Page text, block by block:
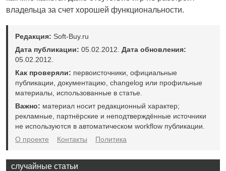
владельца за счет хорошей функциональности.
Редакция: Soft-Buy.ru
Дата публикации: 05.02.2012. Дата обновления:
05.02.2012.
Как проверяли: первоисточники, официальные
публикации, документацию, changelog или профильные
материалы, использованные в статье.
Важно: материал носит редакционный характер;
рекламные, партнёрские и неподтверждённые источники
не используются в автоматическом workflow публикации.
О проекте
Контакты Политика
случайные статьи